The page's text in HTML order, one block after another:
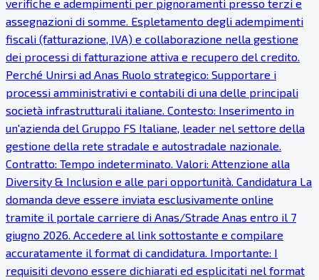
verifiche e adempimenti per pignoramenti presso terzi e
assegnazioni di somme. Espletamento degli adempimenti
fiscali (fatturazione, IVA) e collaborazione nella gestione
dei processi di fatturazione attiva e recupero del credito.
Perché Unirsi ad Anas Ruolo strategico: Supportare i
processi amministrativi e contabili di una delle principali
società infrastrutturali italiane. Contesto: Inserimento in
un'azienda del Gruppo FS Italiane, leader nel settore della
gestione della rete stradale e autostradale nazionale.
Contratto: Tempo indeterminato. Valori: Attenzione alla
Diversity & Inclusion e alle pari opportunità. Candidatura La
domanda deve essere inviata esclusivamente online
tramite il portale carriere di Anas/Strade Anas entro il 7
giugno 2026. Accedere al link sottostante e compilare
accuratamente il format di candidatura. Importante: I
requisiti devono essere dichiarati ed esplicitati nel format